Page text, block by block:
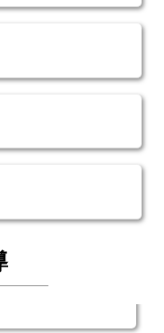
際驗證強化校園